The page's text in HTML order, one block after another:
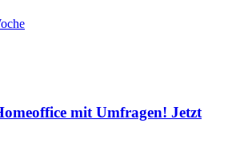
mit Umfragen! Jetzt